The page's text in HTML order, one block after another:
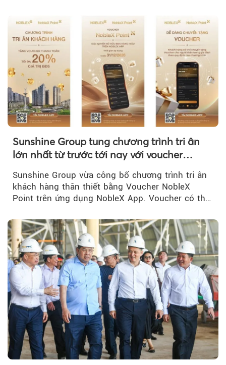
Sunshine Group tung chương trình tri ân
lớn nhất từ trước tới nay với voucher
NobleX Point cho khách hàng thân thiết
Sunshine Group vừa công bố chương trình tri ân
khách hàng thân thiết bằng Voucher NobleX
Point trên ứng dụng NobleX App. Voucher có thể